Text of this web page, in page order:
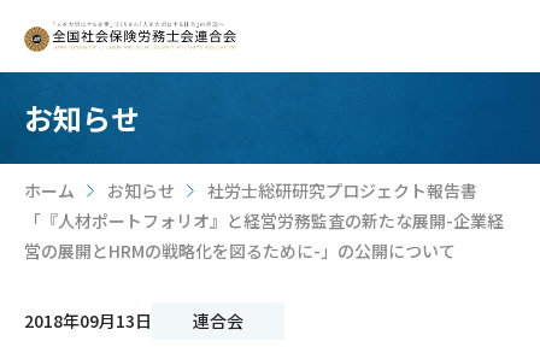
お知らせ
ホーム >
お知らせ >
社労士総研研究プロジェクト報告書
「『人材ポートフォリオ』と経営労務監査の新たな展開-企業経
営の展開とHRMの戦略化を図るために-」の公開について
2018年09月13日 連合会